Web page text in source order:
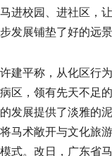
马进校园、进社区，
步发展铺垫了好的远景
许建平称，从化区行
病区，领有先天不足
的发展提供了淡雅的
将马术敞开与文化旅
模式。改日，广东省